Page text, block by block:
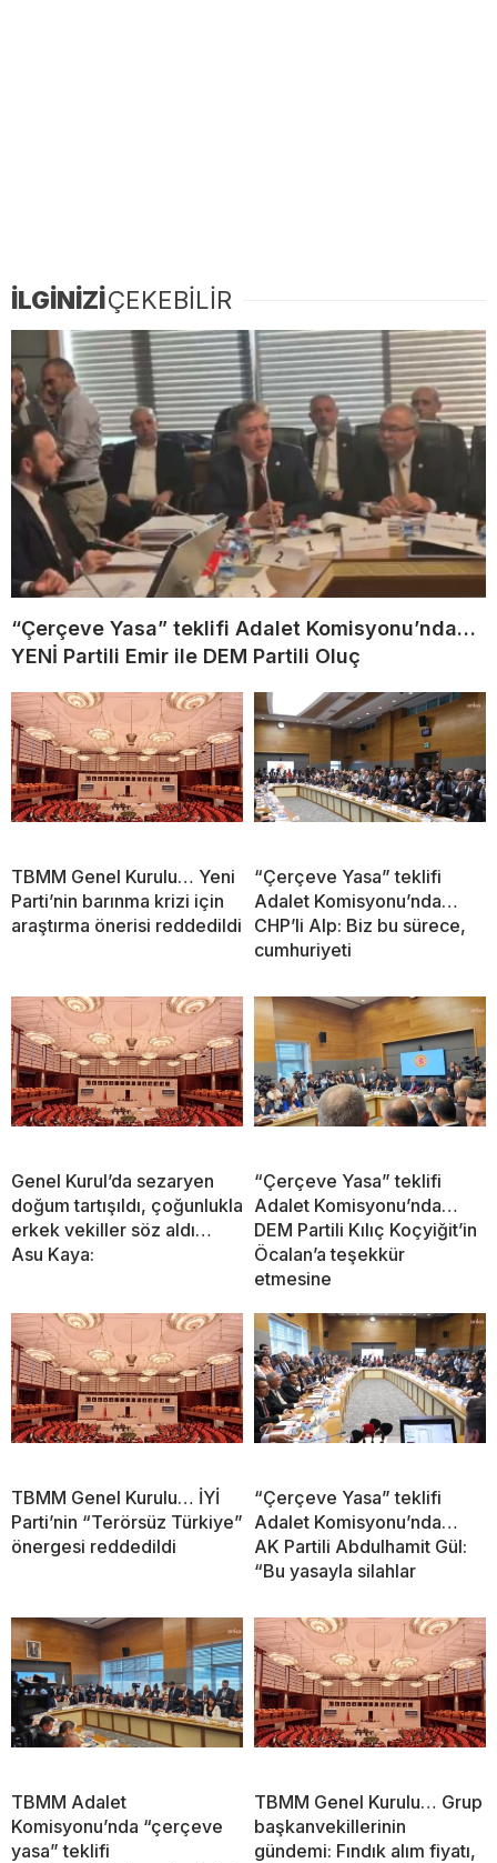
İLGİNİZİÇEKEBİLİR
“Çerçeve Yasa” teklifi Adalet Komisyonu’nda…
YENİ Partili Emir ile DEM Partili Oluç
TBMM Genel Kurulu… Yeni
Parti’nin barınma krizi için
araştırma önerisi reddedildi
“Çerçeve Yasa” teklifi
Adalet Komisyonu’nda…
CHP’li Alp: Biz bu sürece,
cumhuriyeti
Genel Kurul’da sezaryen
doğum tartışıldı, çoğunlukla
erkek vekiller söz aldı…
Asu Kaya:
“Çerçeve Yasa” teklifi
Adalet Komisyonu’nda…
DEM Partili Kılıç Koçyiğit’in
Öcalan’a teşekkür
etmesine
TBMM Genel Kurulu… İYİ
Parti’nin “Terörsüz Türkiye”
önergesi reddedildi
“Çerçeve Yasa” teklifi
Adalet Komisyonu’nda…
AK Partili Abdulhamit Gül:
“Bu yasayla silahlar
TBMM Adalet
Komisyonu’nda “çerçeve
yasa” teklifi
TBMM Genel Kurulu… Grup
başkanvekillerinin
gündemi: Fındık alım fiyatı,